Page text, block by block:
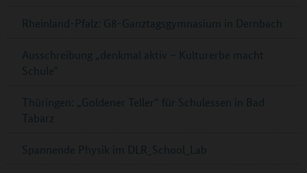
Rheinland-Pfalz: G8-Ganztagsgymnasium in Dernbach
Ausschreibung „denkmal aktiv – Kulturerbe macht
Schule‟
Thüringen: „Goldener Teller“ für Schulessen in Bad
Tabarz
Spannende Physik im DLR_School_Lab